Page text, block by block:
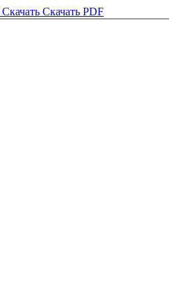
Скачать Скачать PDF